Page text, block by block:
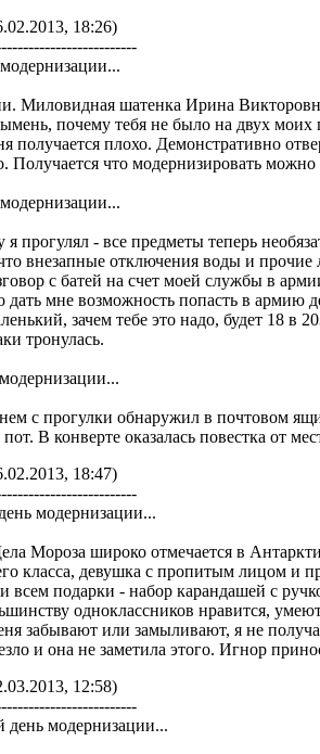
18:26)
Миловидная шатенка Ирина
почему тебя не было на двух
получается плохо. Демонстративно
Получается что модернизировать можно
прогулял - все предметы теперь
внезапные отключения воды и
с батей на счет моей службы в
дать мне возможность попасть в
зачем тебе это надо, будет 18 в
тронулась.
с прогулки обнаружил в почтовом
В конверте оказалась повестка от
18:47)
модернизации...
Мороза широко отмечается в
класса, девушка с пропитым лицом и
всем подарки - набор карандашей с
одноклассников нравится,
забывают или замыливают, я не
и она не заметила этого. Игнор
12:58)
модернизации...